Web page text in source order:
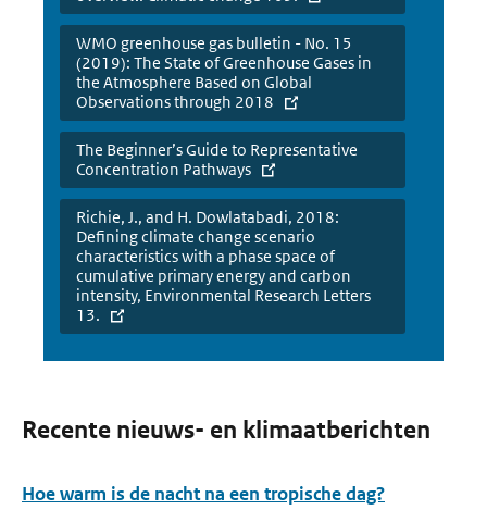
WMO greenhouse gas bulletin - No. 15
(2019): The State of Greenhouse Gases in
the Atmosphere Based on Global
Observations through 2018
The Beginner’s Guide to Representative
Concentration Pathways
Richie, J., and H. Dowlatabadi, 2018:
Defining climate change scenario
characteristics with a phase space of
cumulative primary energy and carbon
intensity, Environmental Research Letters
13.
Recente nieuws- en klimaatberichten
Hoe warm is de nacht na een tropische dag?